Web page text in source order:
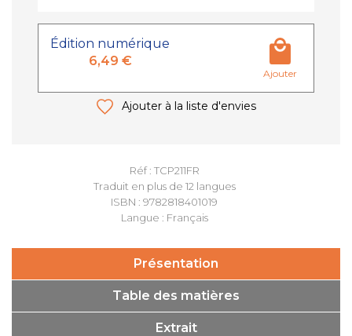
Réf : TCP211FR
Traduit en plus de 12 langues
ISBN : 9782818401019
Langue : Français
Édition numérique
6,49 €
Ajouter
Ajouter à la liste d'envies
Présentation
Table des matières
Extrait